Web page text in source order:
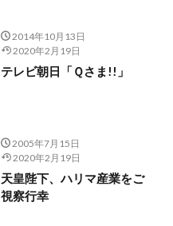
2014年10月13日
2020年2月19日
テレビ朝日「Ｑさま!!」
2005年7月15日
2020年2月19日
天皇陛下、ハリマ産業をご
視察行幸